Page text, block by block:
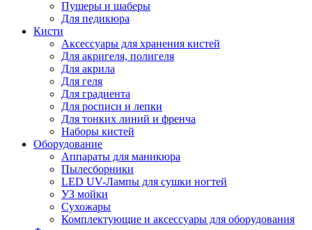
Пушеры и шаберы
Для педикюра
Кисти
Аксессуары для хранения кистей
Для акригеля, полигеля
Для акрила
Для геля
Для градиента
Для росписи и лепки
Для тонких линий и френча
Наборы кистей
Оборудование
Аппараты для маникюра
Пылесборники
LED UV-Лампы для сушки ногтей
УЗ мойки
Сухожары
Комплектующие и аксессуары для оборудования